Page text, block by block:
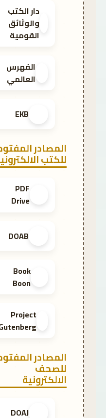
دار الكتب
والوثائق
القومية
الفهرس
العالمي
EKB
المصادر
للكتب
PDF
Drive
DOAB
Book
Boon
Project
المصادر
للصحف
الالكترونية
DOAJ